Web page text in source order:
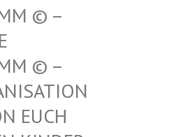
– DAS
– HILF
FÜR
ERWÄ